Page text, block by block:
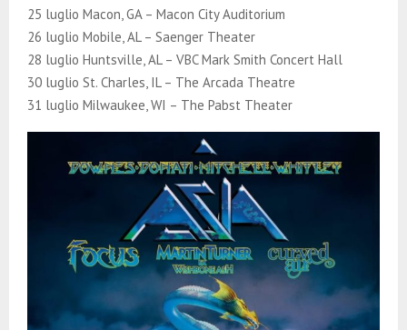
25 luglio Macon, GA – Macon City Auditorium
26 luglio Mobile, AL – Saenger Theater
28 luglio Huntsville, AL – VBC Mark Smith Concert Hall
30 luglio St. Charles, IL – The Arcada Theatre
31 luglio Milwaukee, WI – The Pabst Theater